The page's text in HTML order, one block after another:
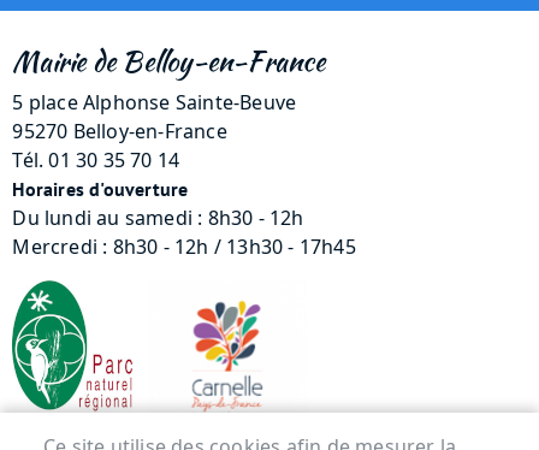
Mairie de Belloy-en-France
5 place Alphonse Sainte-Beuve
95270 Belloy-en-France
Tél. 01 30 35 70 14
Horaires d'ouverture
Du lundi au samedi : 8h30 - 12h
Mercredi : 8h30 - 12h / 13h30 - 17h45